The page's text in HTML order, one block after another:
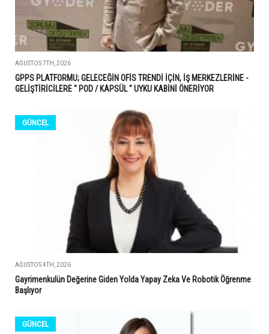
AĞUSTOS 7TH, 2026
GPPS PLATFORMU; GELECEĞİN OFİS TRENDİ İÇİN, İŞ MERKEZLERİNE -
GELİŞTİRİCİLERE " POD / KAPSÜL " UYKU KABİNİ ÖNERİYOR
GÜNCEL
AĞUSTOS 4TH, 2026
Gayrimenkulün Değerine Giden Yolda Yapay Zeka Ve Robotik Öğrenme
Başlıyor
GÜNCEL